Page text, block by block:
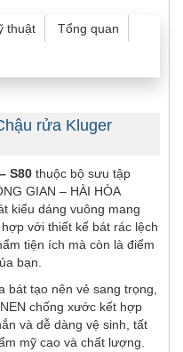
thuật
Tổng quan
rửa Kluger
S80 thuộc bộ sưu tập
GIAN – HÀI HÒA
kiểu dáng vuông mang
với thiết kế bát rác lệch
tiện ích mà còn là điểm
bạn.
bát tạo nên vẻ sang trọng,
chống xước kết hợp
và dễ dàng vệ sinh, tất
mỹ cao và chất lượng.